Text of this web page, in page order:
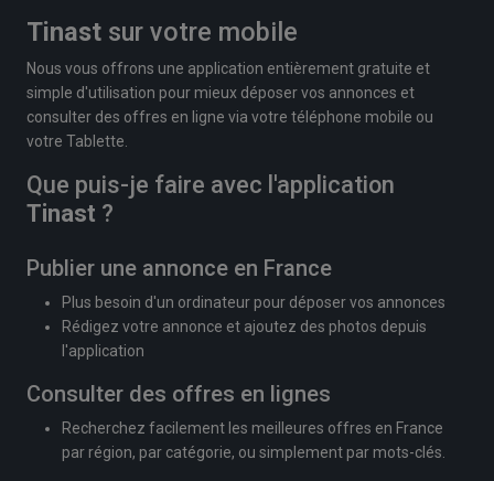
Tinast sur votre mobile
Nous vous offrons une application entièrement gratuite et
simple d'utilisation pour mieux déposer vos annonces et
consulter des offres en ligne via votre téléphone mobile ou
votre Tablette.
Que puis-je faire avec l'application
Tinast ?
Publier une annonce en France
Plus besoin d'un ordinateur pour déposer vos annonces
Rédigez votre annonce et ajoutez des photos depuis
l'application
Consulter des offres en lignes
Recherchez facilement les meilleures offres en France
par région, par catégorie, ou simplement par mots-clés.